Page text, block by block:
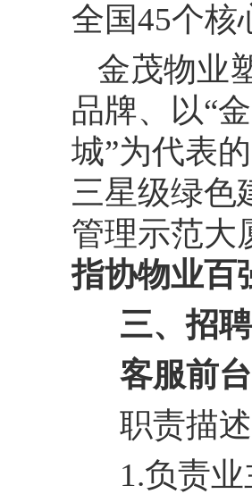
全国45个核
金茂物业
品牌、以“
城”为代表
三星级绿色
管理示范大
指协物业百
三、招
客服前台
职责描述
1.负责业